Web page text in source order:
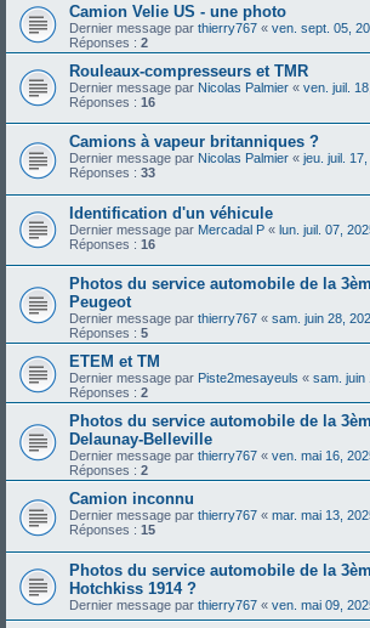
Camion Velie US - une photo
Dernier message par thierry767 « ven. sept. 05,
Réponses : 2
Rouleaux-compresseurs et TMR
Dernier message par Nicolas Palmier « ven. juil.
Réponses : 16
Camions à vapeur britanniques ?
Dernier message par Nicolas Palmier « jeu. juil.
Réponses : 33
Identification d'un véhicule
Dernier message par Mercadal P « lun. juil. 07,
Réponses : 16
Photos du service automobile de la
Peugeot
Dernier message par thierry767 « sam. juin 28,
Réponses : 5
ETEM et TM
Dernier message par Piste2mesayeuls « sam. juin
Réponses : 2
Photos du service automobile de la
Delaunay-Belleville
Dernier message par thierry767 « ven. mai 16,
Réponses : 2
Camion inconnu
Dernier message par thierry767 « mar. mai 13,
Réponses : 15
Photos du service automobile de la
Hotchkiss 1914 ?
Dernier message par thierry767 « ven. mai 09,